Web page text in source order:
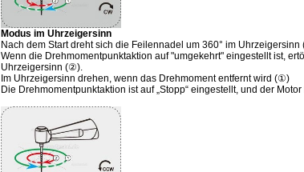
Modus im Uhrzeigersinn
Nach dem Start dreht sich die Feilennadel um 360° im
Wenn die Drehmomentpunktaktion auf "umgekehrt" eingestellt ist,
Uhrzeigersinn (②).
Im Uhrzeigersinn drehen, wenn das Drehmoment entfernt wird (①)
Die Drehmomentpunktaktion ist auf „Stopp“ eingestellt, und der